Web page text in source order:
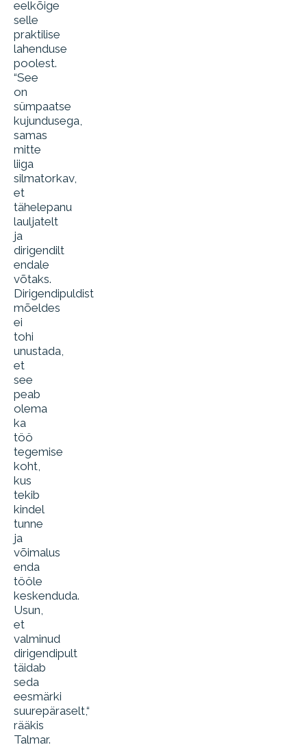
eelkõige
selle
praktilise
lahenduse
poolest.
“See
on
sümpaatse
kujundusega,
samas
mitte
liiga
silmatorkav,
et
tähelepanu
lauljatelt
ja
dirigendilt
endale
võtaks.
Dirigendipuldist
mõeldes
ei
tohi
unustada,
et
see
peab
olema
ka
töö
tegemise
koht,
kus
tekib
kindel
tunne
ja
võimalus
enda
tööle
keskenduda.
Usun,
et
valminud
dirigendipult
täidab
seda
eesmärki
suurepäraselt,“
rääkis
Talmar.